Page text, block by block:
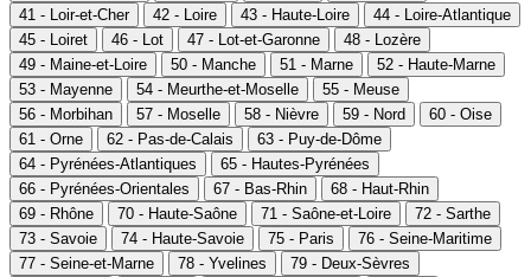
41 - Loir-et-Cher
42 - Loire 43 - Haute-Loire
44 - Loire-Atlantique
45 - Loiret
46 - Lot 47 - Lot-et-Garonne
48 - Lozère
49 - Maine-et-Loire
50 - Manche 51 - Marne
52 - Haute-Marne
53 - Mayenne
54 - Meurthe-et-Moselle
55 - Meuse
56 - Morbihan
57 - Moselle 58 - Nièvre 59 - Nord
60 - Oise
61 - Orne
62 - Pas-de-Calais
63 - Puy-de-Dôme
64 - Pyrénées-Atlantiques
65 - Hautes-Pyrénées
66 - Pyrénées-Orientales
67 - Bas-Rhin
68 - Haut-Rhin
69 - Rhône
70 - Haute-Saône 71 - Saône-et-Loire
72 - Sarthe
73 - Savoie
74 - Haute-Savoie 75 - Paris
76 - Seine-Maritime
77 - Seine-et-Marne
78 - Yvelines
79 - Deux-Sèvres